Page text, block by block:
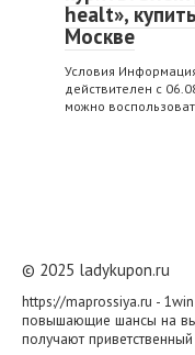
healt»,
Москве
Условия
действителен с
можно
© 2025 ladykupon.ru
https://maprossiya.ru -
повышающие шансы на
получают